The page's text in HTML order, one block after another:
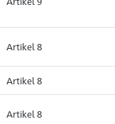
Artikel 8
Artikel 8
Artikel 8